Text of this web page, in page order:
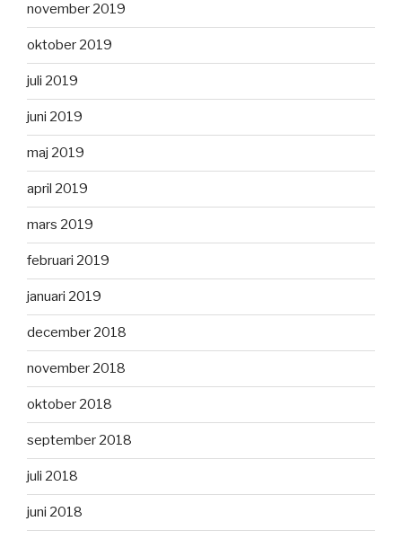
november 2019
oktober 2019
juli 2019
juni 2019
maj 2019
april 2019
mars 2019
februari 2019
januari 2019
december 2018
november 2018
oktober 2018
september 2018
juli 2018
juni 2018